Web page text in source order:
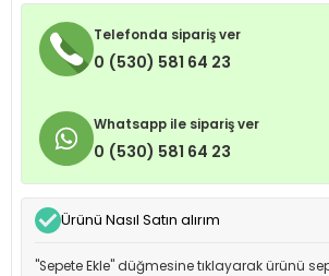
Telefonda sipariş ver
0 (530) 581 64 23
Whatsapp ile sipariş ver
0 (530) 581 64 23
Ürünü Nasıl Satın alırım
"Sepete Ekle" düğmesine tıklayarak ürünü